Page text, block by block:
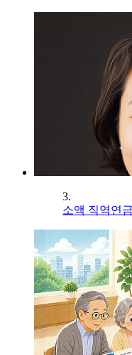
3.
소액 직역연